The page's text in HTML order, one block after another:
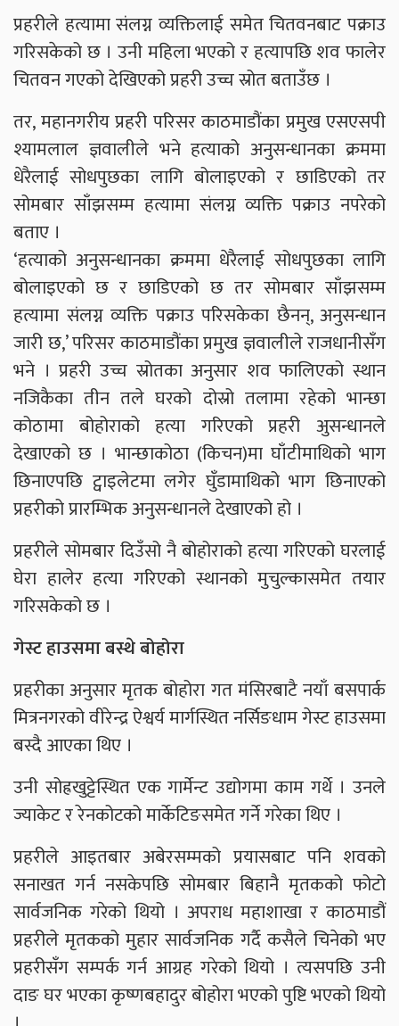
प्रहरीले हत्यामा संलग्न व्यक्तिलाई समेत चितवनबाट पक्राउ
गरिसकेको छ । उनी महिला भएको र हत्यापछि शव फालेर
चितवन गएको देखिएको प्रहरी उच्च स्रोत बताउँछ ।
तर, महानगरीय प्रहरी परिसर काठमाडौंका प्रमुख एसएसपी
श्यामलाल ज्ञवालीले भने हत्याको अनुसन्धानका क्रममा
धेरैलाई सोधपुछका लागि बोलाइएको र छाडिएको तर
सोमबार साँझसम्म हत्यामा संलग्न व्यक्ति पक्राउ नपरेको
बताए ।
‘हत्याको अनुसन्धानका क्रममा धेरैलाई सोधपुछका लागि
बोलाइएको छ र छाडिएको छ तर सोमबार साँझसम्म
हत्यामा संलग्न व्यक्ति पक्राउ परिसकेका छैनन्, अनुसन्धान
जारी छ,’ परिसर काठमाडौंका प्रमुख ज्ञवालीले राजधानीसँग
भने । प्रहरी उच्च स्रोतका अनुसार शव फालिएको स्थान
नजिकैका तीन तले घरको दोस्रो तलामा रहेको भान्छा
कोठामा बोहोराको हत्या गरिएको प्रहरी अुसन्धानले
देखाएको छ । भान्छाकोठा (किचन)मा घाँटीमाथिको भाग
छिनाएपछि ट्वाइलेटमा लगेर घुँडामाथिको भाग छिनाएको
प्रहरीको प्रारम्भिक अनुसन्धानले देखाएको हो ।
प्रहरीले सोमबार दिउँसो नै बोहोराको हत्या गरिएको घरलाई
घेरा हालेर हत्या गरिएको स्थानको मुचुल्कासमेत तयार
गरिसकेको छ ।
गेस्ट हाउसमा बस्थे बोहोरा
प्रहरीका अनुसार मृतक बोहोरा गत मंसिरबाटै नयाँ बसपार्क
मित्रनगरको वीरेन्द्र ऐश्वर्य मार्गस्थित नर्सिङधाम गेस्ट हाउसमा
बस्दै आएका थिए ।
उनी सोह्रखुट्टेस्थित एक गार्मेन्ट उद्योगमा काम गर्थे । उनले
ज्याकेट र रेनकोटको मार्केटिङसमेत गर्ने गरेका थिए ।
प्रहरीले आइतबार अबेरसम्मको प्रयासबाट पनि शवको
सनाखत गर्न नसकेपछि सोमबार बिहानै मृतकको फोटो
सार्वजनिक गरेको थियो । अपराध महाशाखा र काठमाडौं
प्रहरीले मृतकको मुहार सार्वजनिक गर्दै कसैले चिनेको भए
प्रहरीसँग सम्पर्क गर्न आग्रह गरेको थियो । त्यसपछि उनी
दाङ घर भएका कृष्णबहादुर बोहोरा भएको पुष्टि भएको थियो